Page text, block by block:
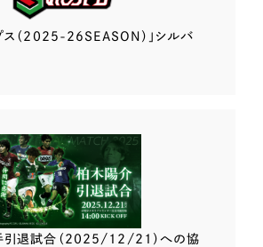
ス （2025-26SEASON）」 シルバ
引退試合（2025/12/21）への協